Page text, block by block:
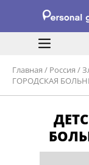
Главная / Россия /
ГОРОДСКАЯ